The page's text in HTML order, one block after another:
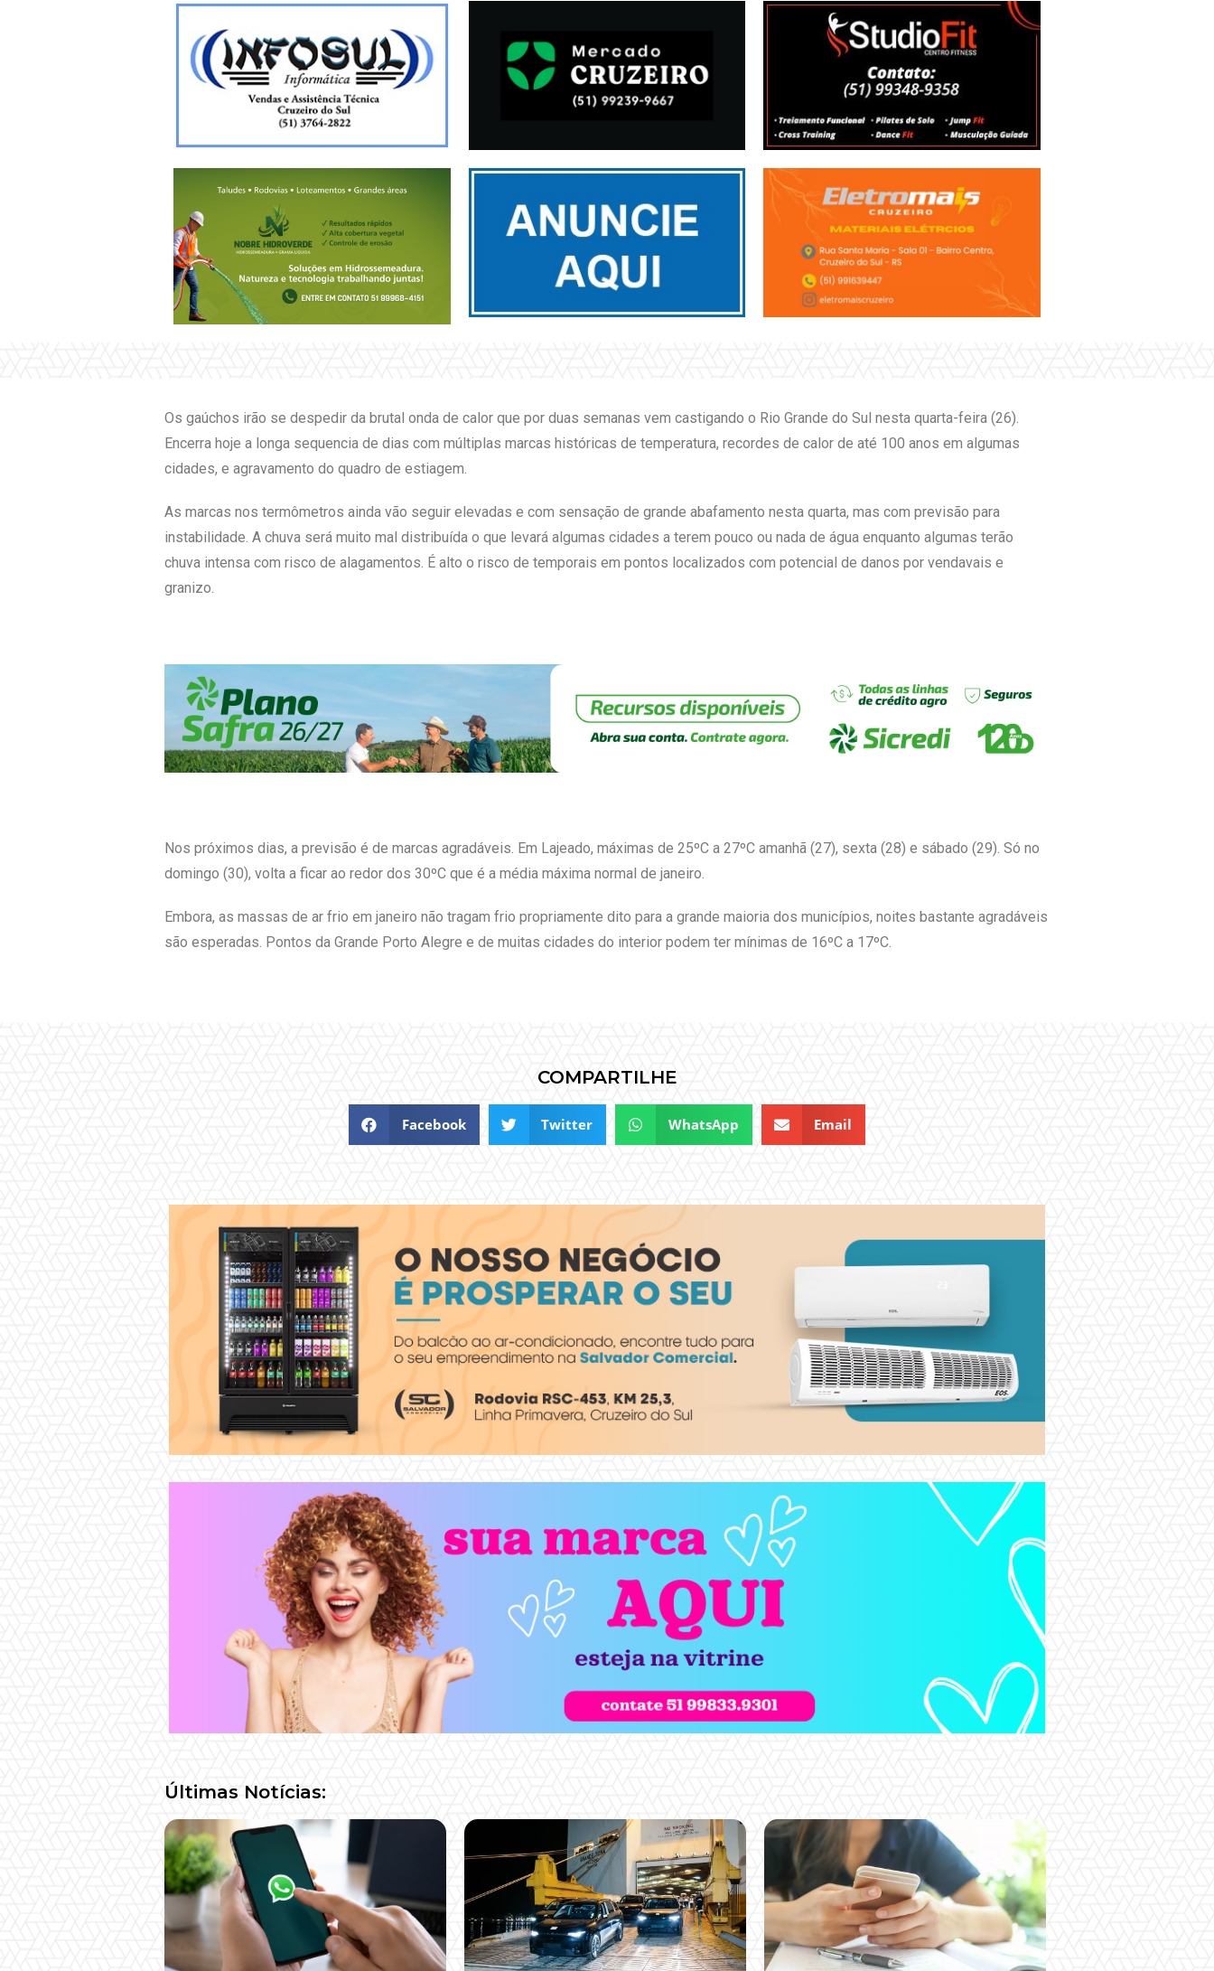
Os gaúchos irão se despedir da brutal onda de calor que por duas semanas vem castigando o Rio Grande do Sul nesta quarta-feira (26).
Encerra hoje a longa sequencia de dias com múltiplas marcas históricas de temperatura, recordes de calor de até 100 anos em algumas
cidades, e agravamento do quadro de estiagem.
As marcas nos termômetros ainda vão seguir elevadas e com sensação de grande abafamento nesta quarta, mas com previsão para
instabilidade. A chuva será muito mal distribuída o que levará algumas cidades a terem pouco ou nada de água enquanto algumas terão
chuva intensa com risco de alagamentos. É alto o risco de temporais em pontos localizados com potencial de danos por vendavais e
granizo.
Nos próximos dias, a previsão é de marcas agradáveis. Em Lajeado, máximas de 25ºC a 27ºC amanhã (27), sexta (28) e sábado (29). Só no
domingo (30), volta a ficar ao redor dos 30ºC que é a média máxima normal de janeiro.
Embora, as massas de ar frio em janeiro não tragam frio propriamente dito para a grande maioria dos municípios, noites bastante agradáveis
são esperadas. Pontos da Grande Porto Alegre e de muitas cidades do interior podem ter mínimas de 16ºC a 17ºC.
COMPARTILHE
Facebook Twitter WhatsApp Email
Últimas Notícias: